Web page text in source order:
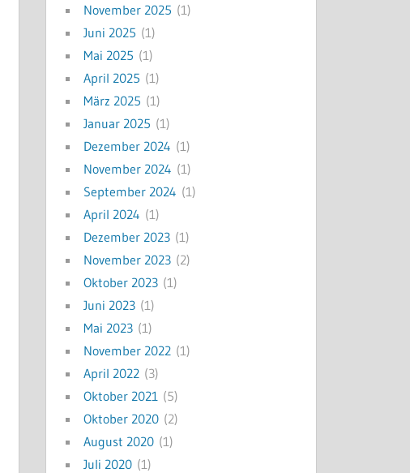
November 2025 (1)
Juni 2025 (1)
Mai 2025 (1)
April 2025 (1)
März 2025 (1)
Januar 2025 (1)
Dezember 2024 (1)
November 2024 (1)
September 2024 (1)
April 2024 (1)
Dezember 2023 (1)
November 2023 (2)
Oktober 2023 (1)
Juni 2023 (1)
Mai 2023 (1)
November 2022 (1)
April 2022 (3)
Oktober 2021 (5)
Oktober 2020 (2)
August 2020 (1)
Juli 2020 (1)